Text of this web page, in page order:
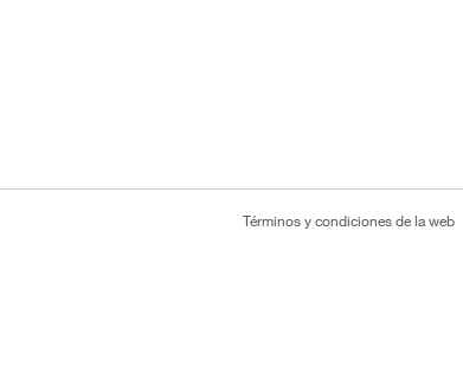
Términos y condiciones de la web